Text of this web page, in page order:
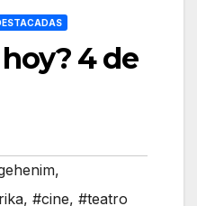
4 de
,
, #cine, #teatro